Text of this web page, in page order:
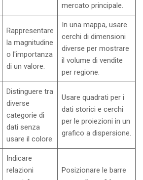
mercato principale.
Rappresentare
la magnitudine
o l'importanza
di un valore.
In una mappa, usare
cerchi di dimensioni
diverse per mostrare
il volume di vendite
per regione.
Distinguere tra
diverse
categorie di
dati senza
usare il colore.
Usare quadrati per i
dati storici e cerchi
per le proiezioni in un
grafico a dispersione.
Indicare
relazioni
Posizionare le barre